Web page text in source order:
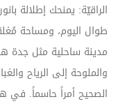
الراقيّة: يمنحك إطلالة
طوال اليوم، ومساحة
مدينة ساحلية مثل جدة
والملوحة إلى الرياح
الصحيح أمراً حاسماً.